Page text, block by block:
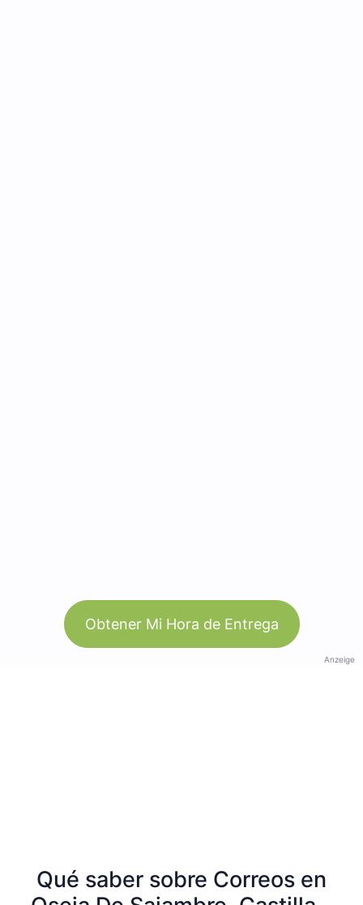
Obtener Mi Hora de Entrega
Anzeige
Qué saber sobre Correos en